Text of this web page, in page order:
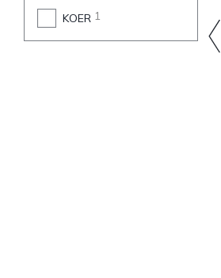
KOER 1